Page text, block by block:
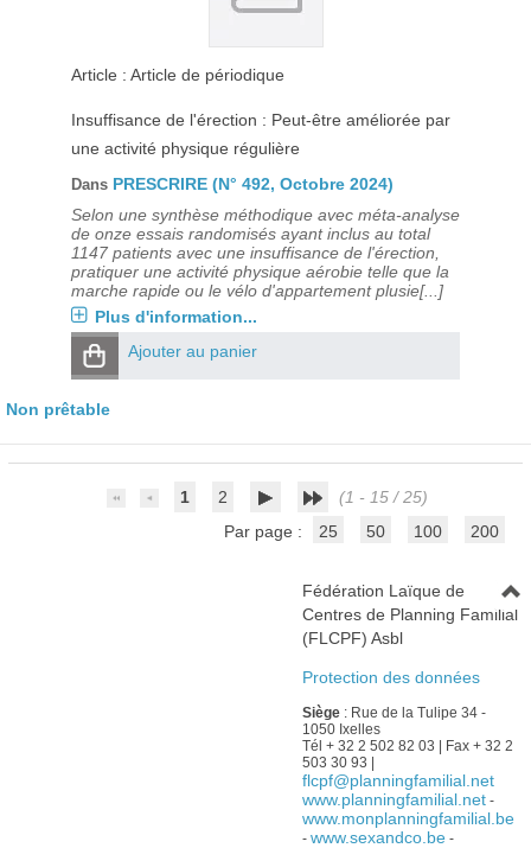
Article : Article de périodique
Insuffisance de l'érection : Peut-être améliorée par
une activité physique régulière
Dans PRESCRIRE (N° 492, Octobre 2024)
Selon une synthèse méthodique avec méta-analyse
de onze essais randomisés ayant inclus au total
1147 patients avec une insuffisance de l'érection,
pratiquer une activité physique aérobie telle que la
marche rapide ou le vélo d'appartement plusie[...]
Plus d'information...
Ajouter au panier
Non prêtable
1 2
(1 - 15 / 25)
Par page :
25 50 100 200
Fédération Laïque de
Centres de Planning Familial
(FLCPF) Asbl
Protection des données
Siège: Rue de la Tulipe 34 -
1050 Ixelles
Tél + 32 2 502 82 03 | Fax + 32 2
503 30 93 |
flcpf@planningfamilial.net
www.planningfamilial.net-
www.monplanningfamilial.be
- www.sexandco.be-